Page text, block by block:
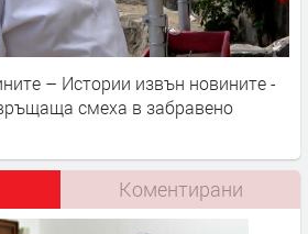
– Истории извън новините -
смеха в забравено
Коментирани